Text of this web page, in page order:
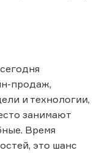
продаж,
и технологии,
занимают
Время
это шанс